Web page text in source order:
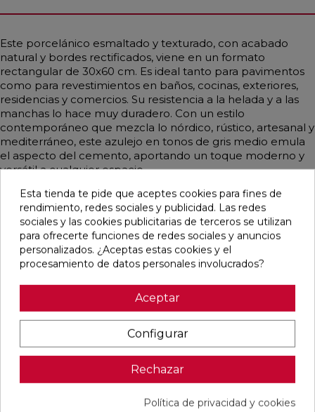
Este porcelánico esmaltado y texturado, con acabado
natural y bordes rectificados, viene en un formato
rectangular de 30x60 cm. Es ideal tanto para pavimentos
como para revestimientos en baños, cocinas, exteriores,
residencias y comercios. Su resistencia a la helada y a las
manchas lo hace muy duradero. Con un estilo
contemporáneo que mezcla lo nórdico, rústico, artesanal y
mediterráneo, este azulejo en tonos de gris medio emula
el aspecto del cemento, aportando un toque moderno y
versátil a cualquier espacio.
Pensamos que te puede interesar
ARENA
MATE
Ref:
STN
UNIQ MOON
MATE
29,5X59,5
RECTIFICADO
Ref:
Colorker
favorite
CONCEPT
MOON MATE
29,5X59,5
RECTIFICADO
Ref:
91086931
Colorker
GREY MATE
29,5X59,5
Ref:
91086932
Colorker
Esta tienda te pide que aceptes cookies para fines de
rendimiento, redes sociales y publicidad. Las redes
sociales y las cookies publicitarias de terceros se utilizan
para ofrecerte funciones de redes sociales y anuncios
personalizados. ¿Aceptas estas cookies y el
procesamiento de datos personales involucrados?
Aceptar
Configurar
Rechazar
Política de privacidad y cookies